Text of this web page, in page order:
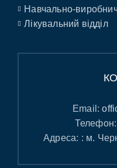
Навчально-
Лікувальний відділ
Email:
Телефон:
Адреса: : м.